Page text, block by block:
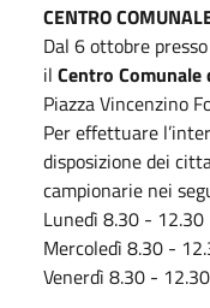
CENTRO
Dal 6 ottobre
il Centro Comunale
Piazza Vincenzino
Per effettuare
disposizione dei
campionarie nei
Lunedì 8.30 - 12.30
Mercoledì 8.30 -
Venerdì 8.30 - 12.30